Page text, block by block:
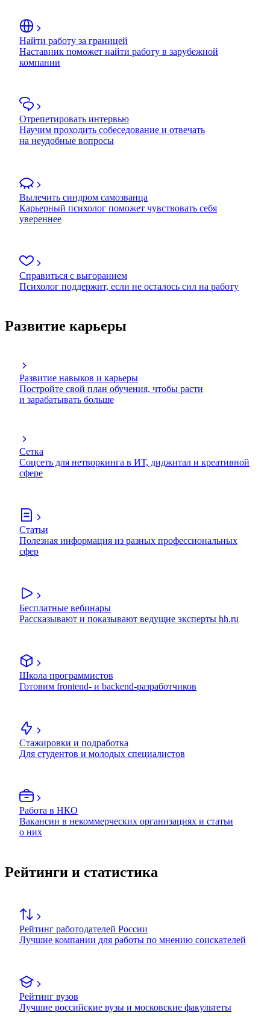
Найти работу за границей
Наставник поможет найти работу в зарубежной
компании
Отрепетировать интервью
Научим проходить собеседование и отвечать
на неудобные вопросы
Вылечить синдром самозванца
Карьерный психолог поможет чувствовать себя
увереннее
Справиться с выгоранием
Психолог поддержит, если не осталось сил на работу
Развитие карьеры
Развитие навыков и карьеры
Постройте свой план обучения, чтобы расти
и зарабатывать больше
Сетка
Соцсеть для нетворкинга в ИТ, диджитал и креативной
сфере
Статьи
Полезная информация из разных профессиональных
сфер
Бесплатные вебинары
Рассказывают и показывают ведущие эксперты hh.ru
Школа программистов
Готовим frontend- и backend-разработчиков
Стажировки и подработка
Для студентов и молодых специалистов
Работа в НКО
Вакансии в некоммерческих организациях и статьи
о них
Рейтинги и статистика
Рейтинг работодателей России
Лучшие компании для работы по мнению соискателей
Рейтинг вузов
Лучшие российские вузы и московские факультеты